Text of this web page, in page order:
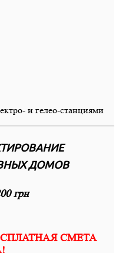
и гелео-станциями
ДОМОВ
грн
СМЕТА